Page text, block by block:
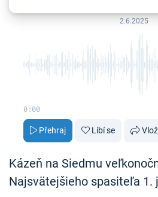
2.6.2025
0:00
Přehraj Líbí se
Kázeň na Siedmu
Najsvätejšieho spasiteľa 1.